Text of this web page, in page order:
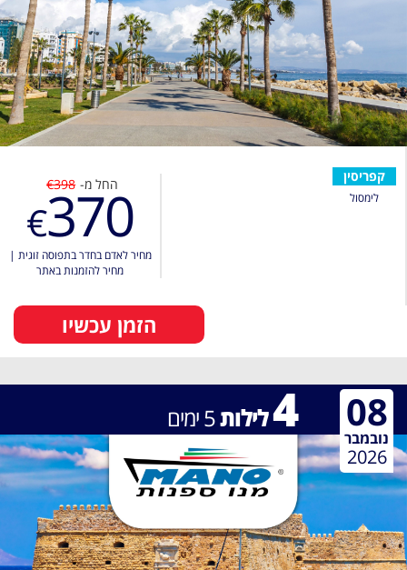
קפריסין
לימסול
החל מ- €398
€370
מחיר לאדם בחדר בתפוסה זוגית |
מחיר להזמנות באתר
הזמן עכשיו
4לילות5ימים 08
נובמבר
2026